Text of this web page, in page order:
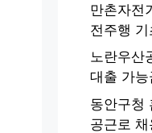
만촌자전
전주행
노란우산
대출 가
동안구청
공근로